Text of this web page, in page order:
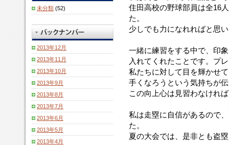
住田高校の野球部員は全16
た。
少しでも力になれればと思
一緒に練習をする中で、印
入れてくれたことです。プ
私たちに対して目を輝かせ
手くなろうという気持ちが
この向上心は見習わなけれ
私は走塁に自信があるので
た。
夏の大会では、是非とも盗
未分類 (52)
2013年12月
2013年11月
2013年10月
2013年9月
2013年8月
2013年7月
2013年6月
2013年5月
2013年4月